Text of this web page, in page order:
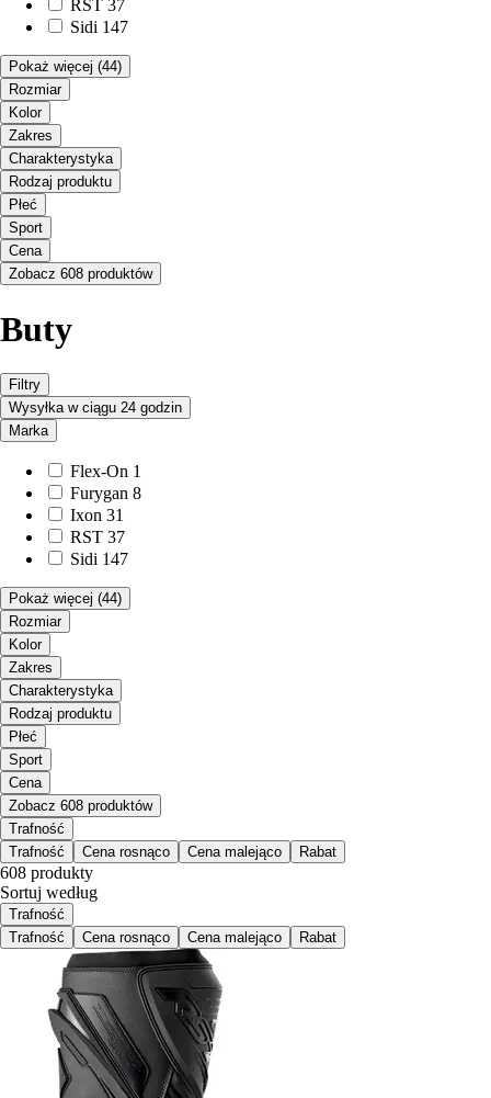
RST 37
Sidi 147
Pokaż więcej (44)
Rozmiar
Kolor
Zakres
Charakterystyka
Rodzaj produktu
Płeć
Sport
Cena
Zobacz 608 produktów
Buty
Filtry
Wysyłka w ciągu 24 godzin
Marka
Flex-On 1
Furygan 8
Ixon 31
RST 37
Sidi 147
Pokaż więcej (44)
Rozmiar
Kolor
Zakres
Charakterystyka
Rodzaj produktu
Płeć
Sport
Cena
Zobacz 608 produktów
Trafność
Trafność
Cena rosnąco Cena malejąco Rabat
608 produkty
Sortuj według
Trafność
Trafność
Cena rosnąco Cena malejąco Rabat